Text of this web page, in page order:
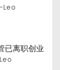
Leo
已离职创业